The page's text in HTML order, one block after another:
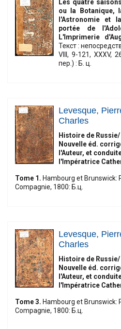
Les quatre
ou la Botanique,
l'Astronomie et
portée de
L'Imprimerie
Текст :
VIII, 9-121, XXXV,
пер.) : Б. ц.
Levesque,
Charles
Histoire de
Nouvelle éd.
l'Auteur, et
l'Impératrice
Tome 1. Hambourg et Brunswick:
Compagnie, 1800: Б.ц.
Levesque,
Charles
Histoire de
Nouvelle éd.
l'Auteur, et
l'Impératrice
Tome 3. Hambourg et Brunswick:
Compagnie, 1800: Б.ц.